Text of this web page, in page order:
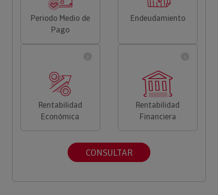
Periodo Medio de
Pago
Endeudamiento
Rentabilidad
Económica
Rentabilidad
Financiera
CONSULTAR